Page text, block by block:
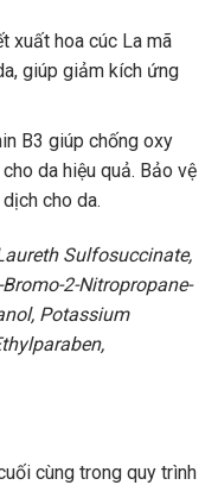
xuất hoa cúc La mã
giúp giảm kích ứng
B3 giúp chống oxy
da hiệu quả. Bảo vệ
cho da.
Sulfosuccinate,
2-Nitropropane-
Potassium
cùng trong quy trình